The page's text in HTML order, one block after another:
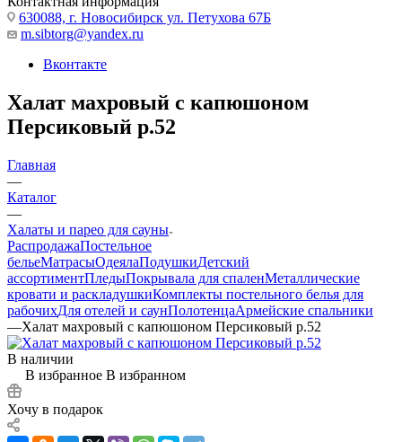
630088, г. Новосибирск ул. Петухова 67Б
m.sibtorg@yandex.ru
Вконтакте
Халат махровый с капюшоном
Персиковый р.52
Главная
—
Каталог
—
Халаты и парео для сауны
РаспродажаПостельное
бельеМатрасыОдеялаПодушкиДетский
ассортиментПледыПокрывала для спаленМеталлические
кровати и раскладушкиКомплекты постельного белья для
рабочихДля отелей и саунПолотенцаАрмейские спальники
—Халат махровый с капюшоном Персиковый р.52
В наличии
В избранное В избранном
Хочу в подарок